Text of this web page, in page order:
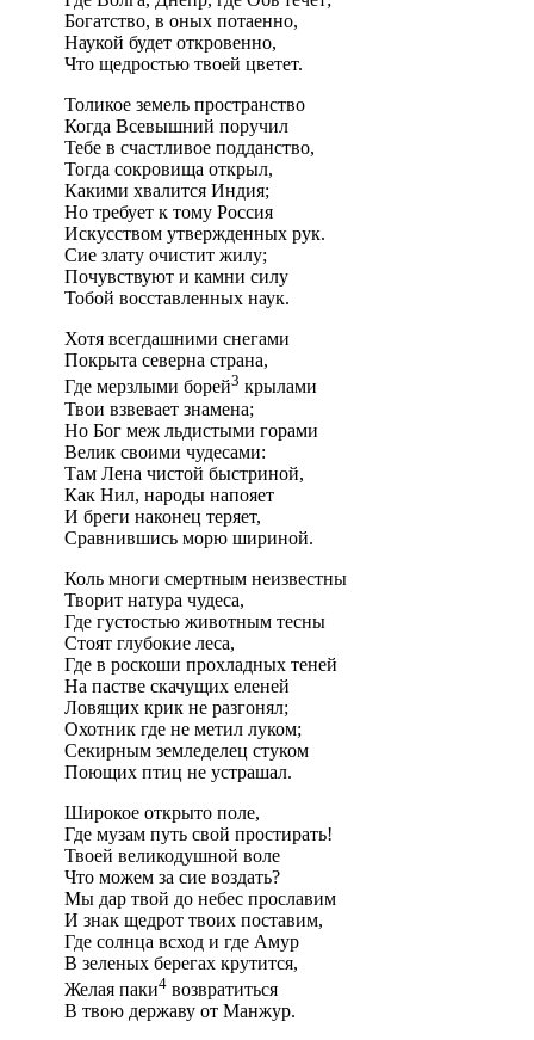
Богатство, в оных потаенно,
Наукой будет откровенно,
Что щедростью твоей цветет.
Толикое земель пространство
Когда Всевышний поручил
Тебе в счастливое подданство,
Тогда сокровища открыл,
Какими хвалится Индия;
Но требует к тому Россия
Искусством утвержденных рук.
Сие злату очистит жилу;
Почувствуют и камни силу
Тобой восставленных наук.
Хотя всегдашними снегами
Покрыта северна страна,
Где мерзлыми борей3 крылами
Твои взвевает знамена;
Но Бог меж льдистыми горами
Велик своими чудесами:
Там Лена чистой быстриной,
Как Нил, народы напояет
И бреги наконец теряет,
Сравнившись морю шириной.
Коль многи смертным неизвестны
Творит натура чудеса,
Где густостью животным тесны
Стоят глубокие леса,
Где в роскоши прохладных теней
На пастве скачущих еленей
Ловящих крик не разгонял;
Охотник где не метил луком;
Секирным земледелец стуком
Поющих птиц не устрашал.
Широкое открыто поле,
Где музам путь свой простирать!
Твоей великодушной воле
Что можем за сие воздать?
Мы дар твой до небес прославим
И знак щедрот твоих поставим,
Где солнца всход и где Амур
В зеленых берегах крутится,
Желая паки4 возвратиться
В твою державу от Манжур.